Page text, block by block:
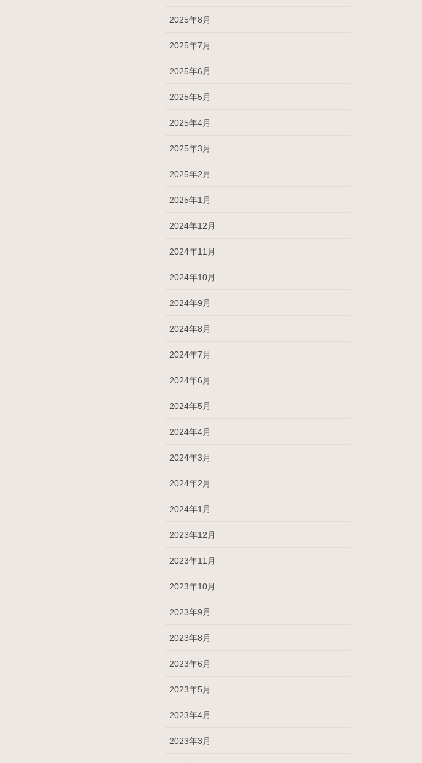
2025年8月
2025年7月
2025年6月
2025年5月
2025年4月
2025年3月
2025年2月
2025年1月
2024年12月
2024年11月
2024年10月
2024年9月
2024年8月
2024年7月
2024年6月
2024年5月
2024年4月
2024年3月
2024年2月
2024年1月
2023年12月
2023年11月
2023年10月
2023年9月
2023年8月
2023年6月
2023年5月
2023年4月
2023年3月